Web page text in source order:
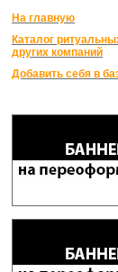
На главную
Каталог
других компаний
Добавить себя в